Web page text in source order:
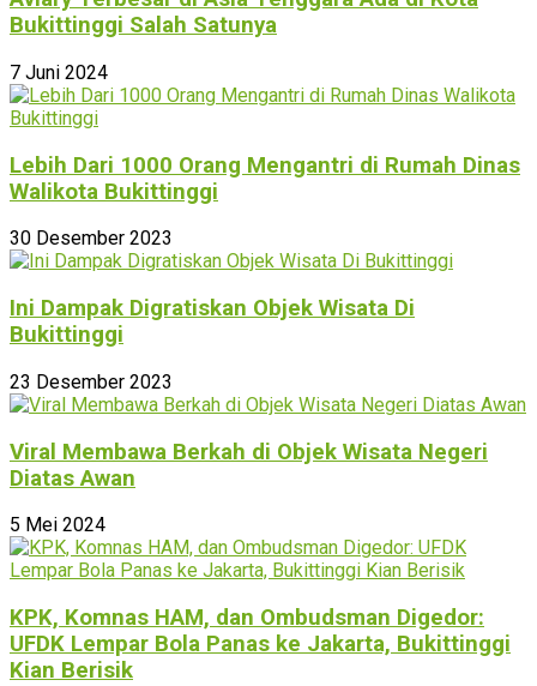
Bukittinggi Salah Satunya
7 Juni 2024
Lebih Dari 1000 Orang Mengantri di Rumah Dinas
Walikota Bukittinggi
30 Desember 2023
Ini Dampak Digratiskan Objek Wisata Di
Bukittinggi
23 Desember 2023
Viral Membawa Berkah di Objek Wisata Negeri
Diatas Awan
5 Mei 2024
KPK, Komnas HAM, dan Ombudsman Digedor:
UFDK Lempar Bola Panas ke Jakarta, Bukittinggi
Kian Berisik